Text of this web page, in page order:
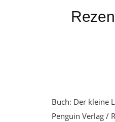
Buch: Der kleine
Penguin Verlag /